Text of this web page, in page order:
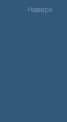
Наверх